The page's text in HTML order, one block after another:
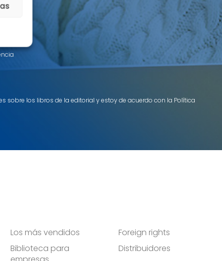
sobre los libros de la editorial y estoy de acuerdo con la Política
Los más vendidos
Biblioteca para
Foreign rights
Distribuidores